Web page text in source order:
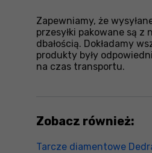
Zapewniamy, że
przesyłki pakowane są z
dbałością. Dokładamy
produkty były
na czas transportu.
Zobacz również:
Tarcze diamentowe